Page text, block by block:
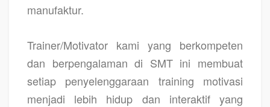
manufaktur.
Trainer/Motivator kami yang berkompeten
dan berpengalaman di SMT ini membuat
setiap penyelenggaraan training motivasi
menjadi lebih hidup dan interaktif yang